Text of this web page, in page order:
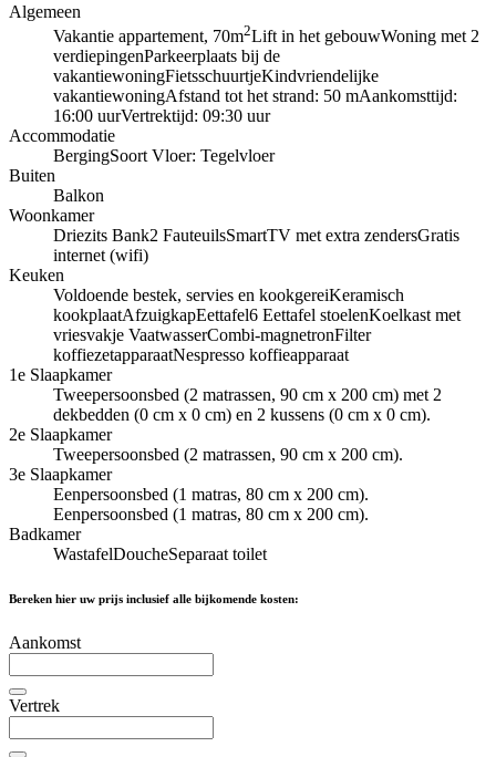
Algemeen
Vakantie appartement, 70m2Lift in het gebouwWoning met 2
verdiepingenParkeerplaats bij de
vakantiewoningFietsschuurtjeKindvriendelijke
vakantiewoningAfstand tot het strand: 50 mAankomsttijd:
16:00 uurVertrektijd: 09:30 uur
Accommodatie
BergingSoort Vloer: Tegelvloer
Buiten
Balkon
Woonkamer
Driezits Bank2 FauteuilsSmartTV met extra zendersGratis
internet (wifi)
Keuken
Voldoende bestek, servies en kookgereiKeramisch
kookplaatAfzuigkapEettafel6 Eettafel stoelenKoelkast met
vriesvakje VaatwasserCombi-magnetronFilter
koffiezetapparaatNespresso koffieapparaat
1e Slaapkamer
Tweepersoonsbed (2 matrassen, 90 cm x 200 cm) met 2
dekbedden (0 cm x 0 cm) en 2 kussens (0 cm x 0 cm).
2e Slaapkamer
Tweepersoonsbed (2 matrassen, 90 cm x 200 cm).
3e Slaapkamer
Eenpersoonsbed (1 matras, 80 cm x 200 cm).
Eenpersoonsbed (1 matras, 80 cm x 200 cm).
Badkamer
WastafelDoucheSeparaat toilet
Bereken hier uw prijs inclusief alle bijkomende kosten:
Aankomst
Vertrek